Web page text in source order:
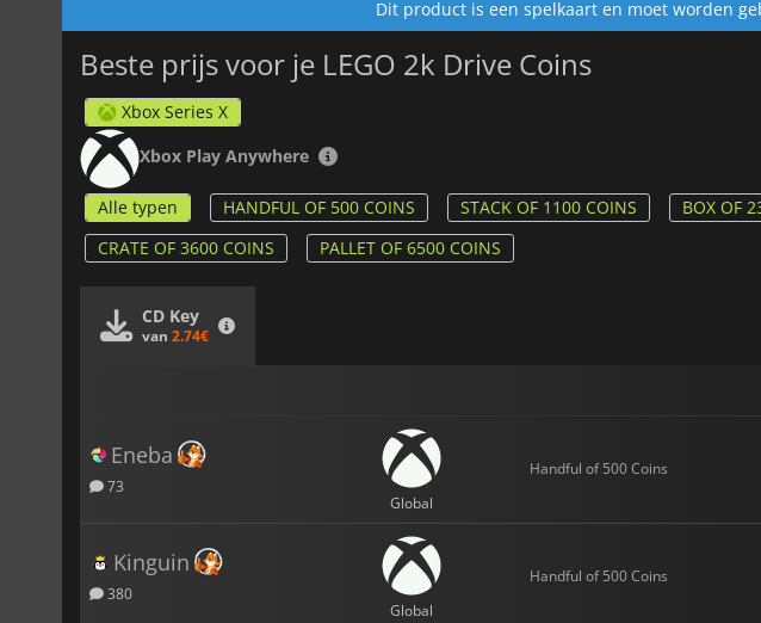
Dit product is een spelkaart en moet worden
Beste prijs voor je LEGO 2k Drive Coins
Xbox Series X
Xbox Play Anywhere
Alle typen HANDFUL OF 500 COINS STACK OF 1100 COINS
BOX OF
CRATE OF 3600 COINS
PALLET OF 6500 COINS
CD Key
van 2.74€
Eneba
73
Global
Handful of 500 Coins
Kinguin
380
Global
Handful of 500 Coins